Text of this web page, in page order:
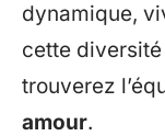
dynamique,
cette diversité
trouverez
amour.